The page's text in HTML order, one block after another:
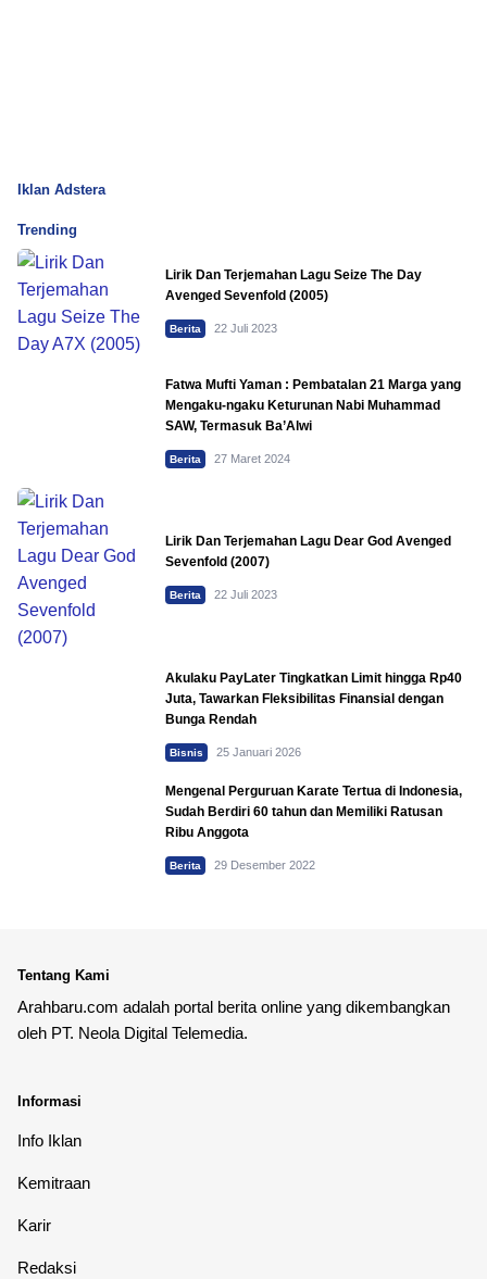
Iklan Adstera
Trending
Lirik Dan Terjemahan Lagu Seize The Day
Avenged Sevenfold (2005)
Berita 22 Juli 2023
Fatwa Mufti Yaman : Pembatalan 21 Marga yang
Mengaku-ngaku Keturunan Nabi Muhammad
SAW, Termasuk Ba’Alwi
Berita 27 Maret 2024
Lirik Dan Terjemahan Lagu Dear God Avenged
Sevenfold (2007)
Berita 22 Juli 2023
Akulaku PayLater Tingkatkan Limit hingga Rp40
Juta, Tawarkan Fleksibilitas Finansial dengan
Bunga Rendah
Bisnis 25 Januari 2026
Mengenal Perguruan Karate Tertua di Indonesia,
Sudah Berdiri 60 tahun dan Memiliki Ratusan
Ribu Anggota
Berita 29 Desember 2022
Tentang Kami
Arahbaru.com adalah portal berita online yang dikembangkan
oleh PT. Neola Digital Telemedia.
Informasi
Info Iklan
Kemitraan
Karir
Redaksi